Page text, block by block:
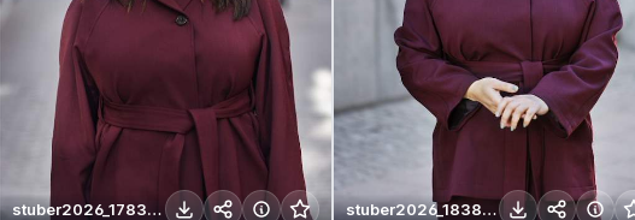
stuber2026_1783.jpg stuber2026_1838.jpg